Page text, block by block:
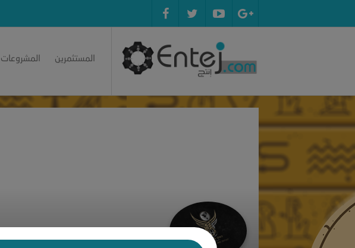
المستثمرين المشروعات
Halla Omy